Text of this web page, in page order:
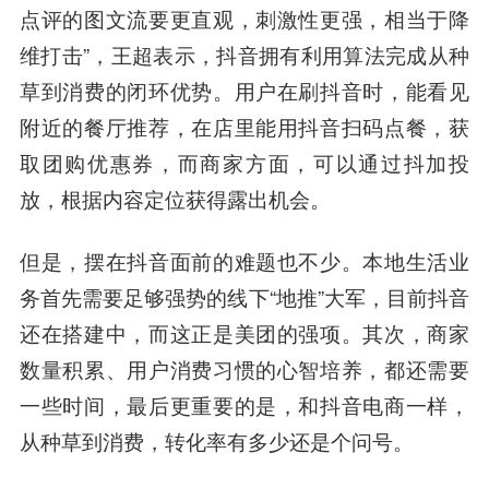
点评的图文流要更直观，刺激性更强，相当于降
维打击”，王超表示，抖音拥有利用算法完成从种
草到消费的闭环优势。用户在刷抖音时，能看见
附近的餐厅推荐，在店里能用抖音扫码点餐，获
取团购优惠券，而商家方面，可以通过抖加投
放，根据内容定位获得露出机会。
但是，摆在抖音面前的难题也不少。本地生活业
务首先需要足够强势的线下“地推”大军，目前抖音
还在搭建中，而这正是美团的强项。其次，商家
数量积累、用户消费习惯的心智培养，都还需要
一些时间，最后更重要的是，和抖音电商一样，
从种草到消费，转化率有多少还是个问号。